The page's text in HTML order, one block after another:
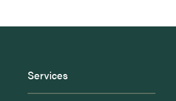
Services